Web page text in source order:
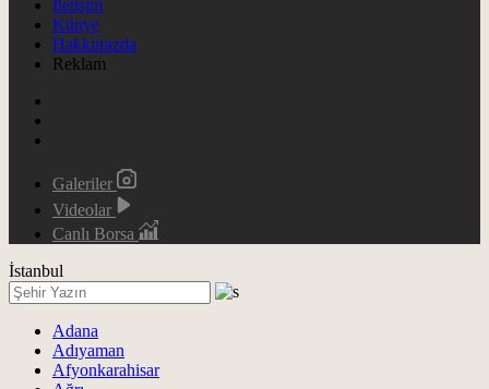
İletişim
Künye
Hakkımızda
Reklam
Galeriler
Videolar
Canlı Borsa
İstanbul
Adana
Adıyaman
Afyonkarahisar